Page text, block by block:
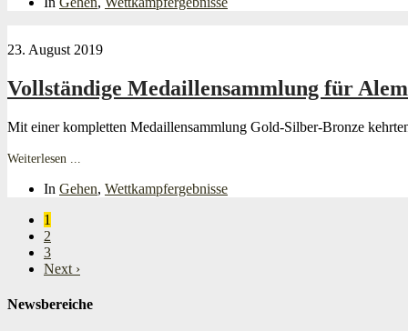
23. August 2019
Vollständige Medaillensammlung für
Mit einer kompletten Medaillensammlung Gold-Silber-Bronze
Weiterlesen ...
In Gehen, Wettkampfergebnisse
1
2
3
Next ›
Newsbereiche